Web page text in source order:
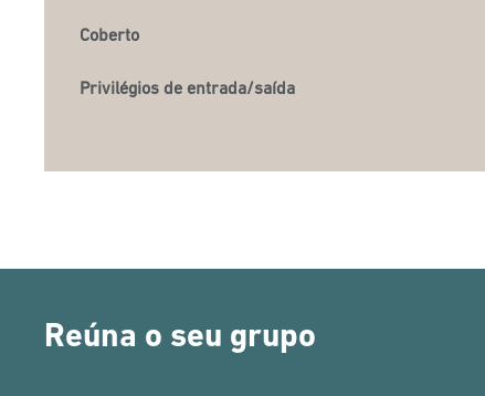
Coberto
Privilégios de entrada/saída
Reúna o seu grupo